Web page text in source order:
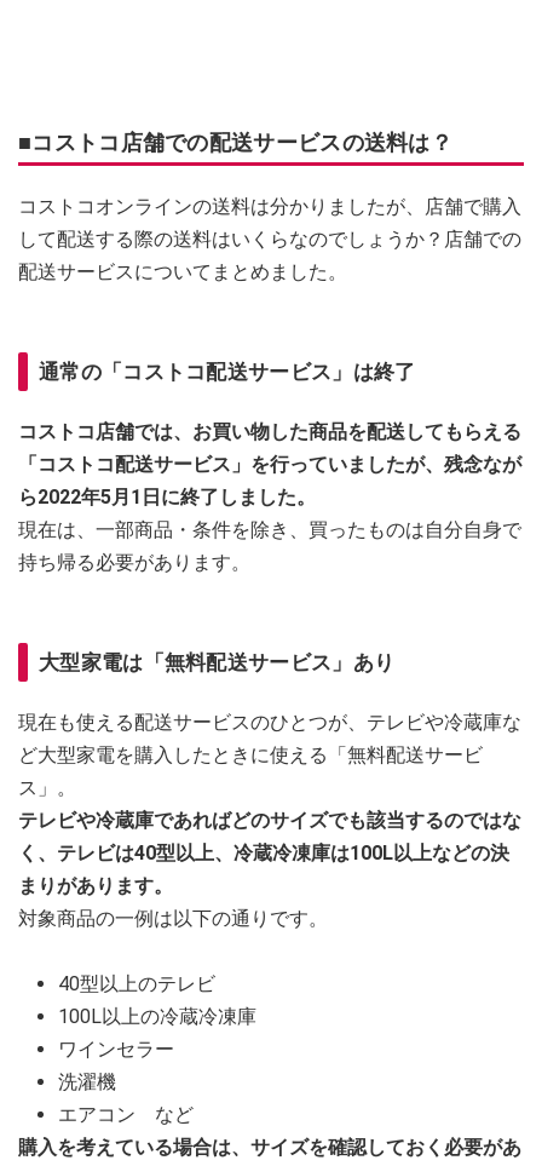
■コストコ店舗での配送サービスの送料は？
コストコオンラインの送料は分かりましたが、店舗で購入
して配送する際の送料はいくらなのでしょうか？店舗での
配送サービスについてまとめました。
通常の「コストコ配送サービス」は終了
コストコ店舗では、お買い物した商品を配送してもらえる
「コストコ配送サービス」を行っていましたが、残念なが
ら2022年5月1日に終了しました。
現在は、一部商品・条件を除き、買ったものは自分自身で
持ち帰る必要があります。
大型家電は「無料配送サービス」あり
現在も使える配送サービスのひとつが、テレビや冷蔵庫な
ど大型家電を購入したときに使える「無料配送サービ
ス」。
テレビや冷蔵庫であればどのサイズでも該当するのではな
く、テレビは40型以上、冷蔵冷凍庫は100L以上などの決
まりがあります。
対象商品の一例は以下の通りです。
40型以上のテレビ
100L以上の冷蔵冷凍庫
ワインセラー
洗濯機
エアコン など
購入を考えている場合は、サイズを確認しておく必要があ